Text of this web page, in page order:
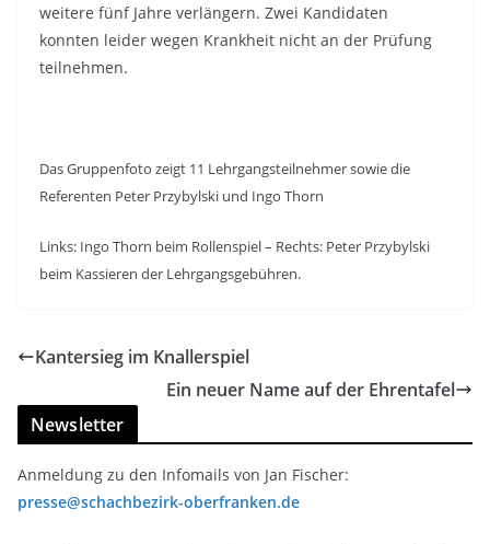
weitere fünf Jahre verlängern. Zwei Kandidaten
konnten leider wegen Krankheit nicht an der Prüfung
teilnehmen.
Das Gruppenfoto zeigt 11 Lehrgangsteilnehmer sowie die
Referenten Peter Przybylski und Ingo Thorn
Links: Ingo Thorn beim Rollenspiel – Rechts: Peter Przybylski
beim Kassieren der Lehrgangsgebühren.
Kantersieg im Knallerspiel
Ein neuer Name auf der Ehrentafel
Newsletter
Anmeldung zu den Infomails von Jan Fischer:
presse@schachbezirk-oberfranken.de